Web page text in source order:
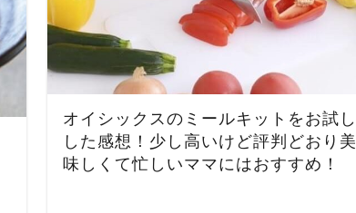
オイシックスのミールキットをお試し
した感想！少し高いけど評判どおり美
味しくて忙しいママにはおすすめ！